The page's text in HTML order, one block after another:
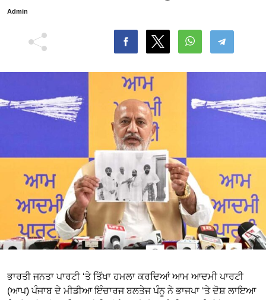
Admin
ਭਾਰਤੀ ਜਨਤਾ ਪਾਰਟੀ ‘ਤੇ ਤਿੱਖਾ ਹਮਲਾ ਕਰਦਿਆਂ ਆਮ ਆਦਮੀ ਪਾਰਟੀ
(ਆਪ) ਪੰਜਾਬ ਦੇ ਮੀਡੀਆ ਇੰਚਾਰਜ ਬਲਤੇਜ ਪੰਨੂ ਨੇ ਭਾਜਪਾ ‘ਤੇ ਦੋਸ਼ ਲਾਇਆ